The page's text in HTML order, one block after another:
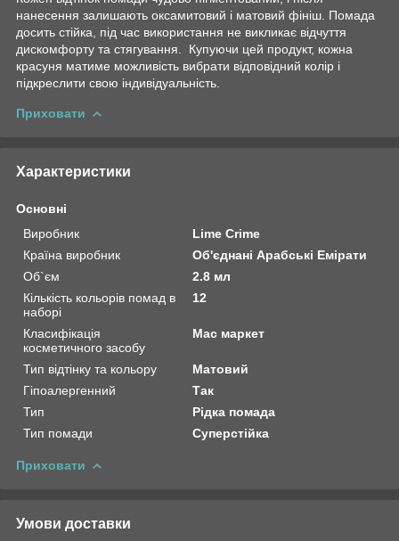
нанесення залишають оксамитовий і матовий фініш. Помада
досить стійка, під час використання не викликає відчуття
дискомфорту та стягування. Купуючи цей продукт, кожна
красуня матиме можливість вибрати відповідний колір і
підкреслити свою індивідуальність.
Приховати
Характеристики
Основні
Виробник
Lime Crime
Країна виробник
Об'єднані Арабські Емірати
Об`єм
2.8 мл
Кількість кольорів помад в
наборі
12
Класифікація
косметичного засобу
Мас маркет
Тип відтінку та кольору
Матовий
Гіпоалергенний
Так
Тип
Рідка помада
Тип помади
Суперстійка
Приховати
Умови доставки